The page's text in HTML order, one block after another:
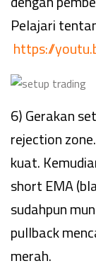
Pelajari
https://
6) Gerakan
rejection
kuat.
short EMA
sudahpun
pullback
merah.